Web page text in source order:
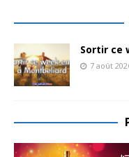
Sortir ce
7 août